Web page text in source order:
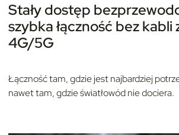
Stały dostęp
szybka łączność bez kabli
4G/5G
Łączność tam, gdzie jest najbardziej
nawet tam, gdzie światłowód nie dociera.